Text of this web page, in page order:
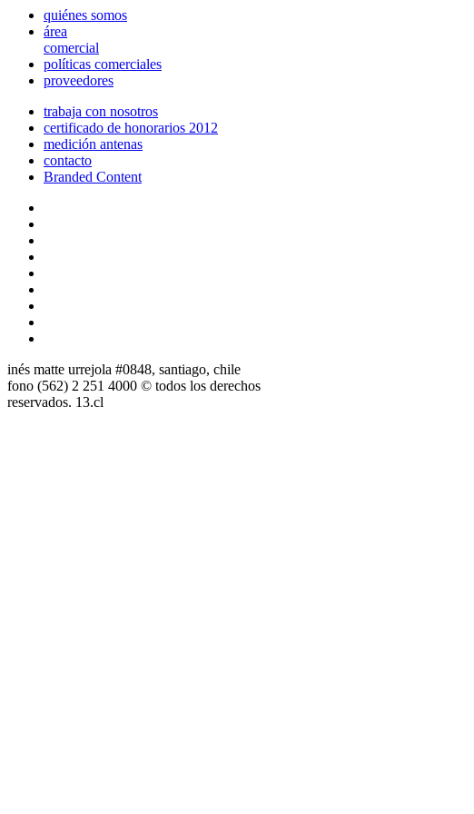
quiénes somos
área
comercial
políticas comerciales
proveedores
trabaja con nosotros
certificado de honorarios 2012
medición antenas
contacto
Branded Content
inés matte urrejola #0848, santiago, chile
fono (562) 2 251 4000 © todos los derechos
reservados. 13.cl